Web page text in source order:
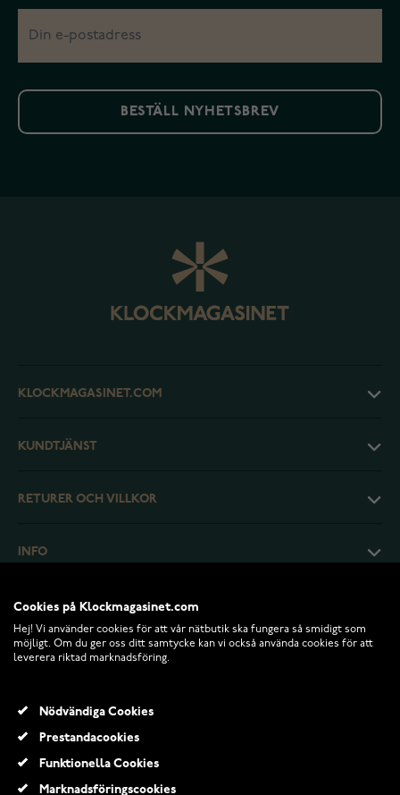
BESTÄLL NYHETSBREV
KLOCKMAGASINET.COM
KUNDTJÄNST
RETURER OCH VILLKOR
INFO
© 2026 Klockmagasinet.com
Cookies på Klockmagasinet.com
Hej! Vi använder cookies för att vår nätbutik ska fungera så smidigt som
möjligt. Om du ger oss ditt samtycke kan vi också använda cookies för att
leverera riktad marknadsföring.
Nödvändiga Cookies
Prestandacookies
Funktionella Cookies
Marknadsföringscookies